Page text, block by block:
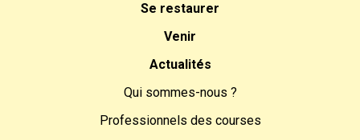
Se restaurer
Venir
Actualités
Qui sommes-nous ?
Professionnels des courses